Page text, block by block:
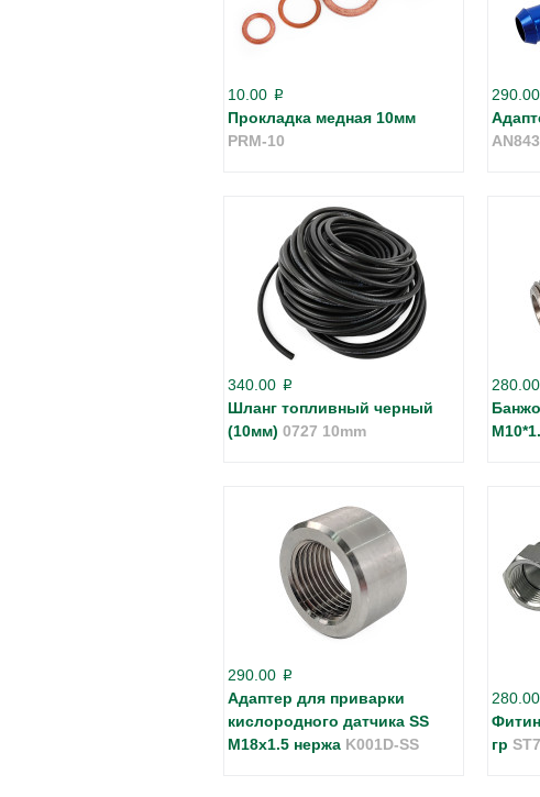
10.00 p
Прокладка медная 10мм
PRM-10
290.00
340.00 p
Шланг топливный черный
(10мм) 0727 10mm
280.00
290.00 p
Адаптер для приварки
кислородного датчика SS
M18х1.5 нержа K001D-SS
280.00
гр